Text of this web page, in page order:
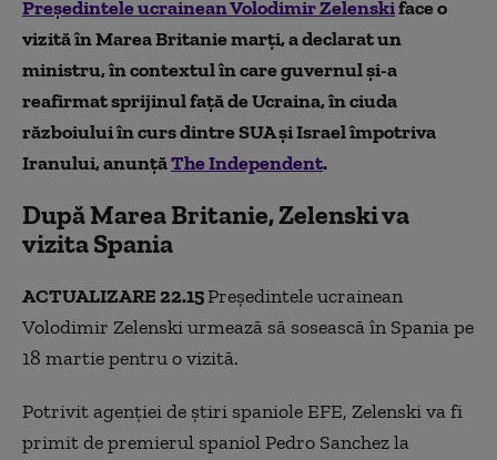
Președintele ucrainean Volodimir Zelenskiface o
vizită în Marea Britanie marți, a declarat un
ministru, în contextul în care guvernul și-a
reafirmat sprijinul față de Ucraina, în ciuda
războiului în curs dintre SUA și Israel împotriva
Iranului, anunțăThe Independent.
După Marea Britanie, Zelenski va
vizita Spania
ACTUALIZARE 22.15Președintele ucrainean
Volodimir Zelenski urmează să sosească în Spania pe
18 martie pentru o vizită.
Potrivit agenției de știri spaniole EFE, Zelenski va fi
primit de premierul spaniol Pedro Sanchez la